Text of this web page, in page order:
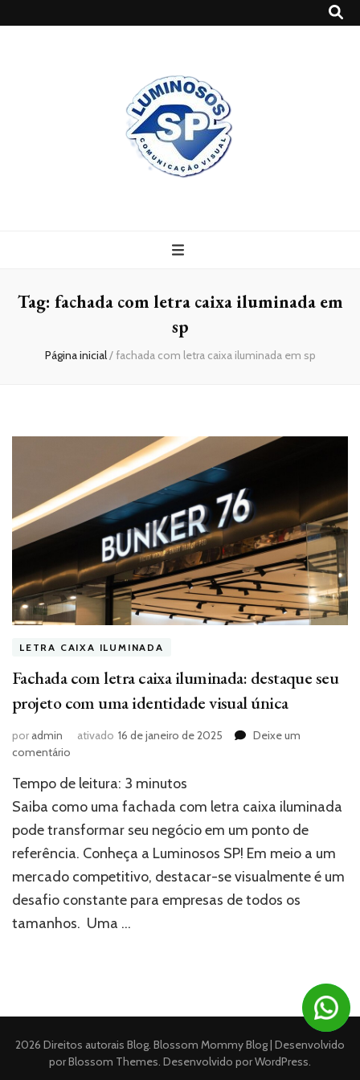
Tag: fachada com letra caixa iluminada em
sp
Página inicial/fachada com letra caixa iluminada em sp
LETRA CAIXA ILUMINADA
Fachada com letra caixa iluminada: destaque seu
projeto com uma identidade visual única
poradmin ativado 16 de janeiro de 2025
Deixe um
comentário
com
letra
iluminada:
destaque
projeto
com
uma
Tempo de leitura: 3 minutos
Saiba como uma fachada com letra caixa iluminada
pode transformar seu negócio em um ponto de
referência. Conheça a Luminosos SP! Em meio a um
mercado competitivo, destacar-se visualmente é um
desafio constante para empresas de todos os
tamanhos. Uma …
2026 Direitos autorais Blog. Blossom Mommy Blog | Desenvolvido
porBlossom Themes. Desenvolvido porWordPress.